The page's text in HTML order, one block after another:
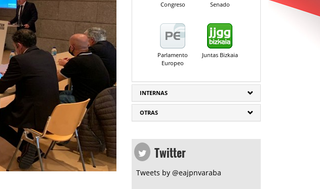
Congreso Senado
Parlamento
Europeo
Juntas Bizkaia
INTERNAS
OTRAS
Twitter
Tweets by @eajpnvaraba